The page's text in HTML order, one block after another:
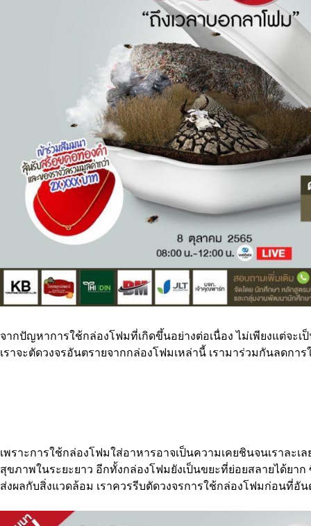
จากปัญหาการใช้กล่องโฟมที่เกิดขึ้นอย่างต่อเนื่อง ไม่เพียงแต่จะ
เราจะตัดวงจรอันตรายจากกล่องโฟมเหล่านี้ เรามาร่วมกันลดกา
เพราะการใช้กล่องโฟมใส่อาหารอาจเป็นความเคยชินจนเราล
สุขภาพในระยะยาว อีกทั้งกล่องโฟมยังเป็นขยะที่ย่อยสลายได้ย
ส่งผลกับสิ่งแวดล้อม เราควรรีบตัดวงจรการใช้กล่องโฟมก่อนที่อั